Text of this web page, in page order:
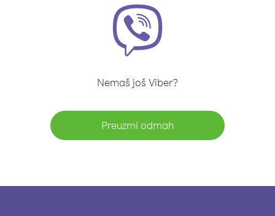
Nemaš još Viber?
Preuzmi odmah